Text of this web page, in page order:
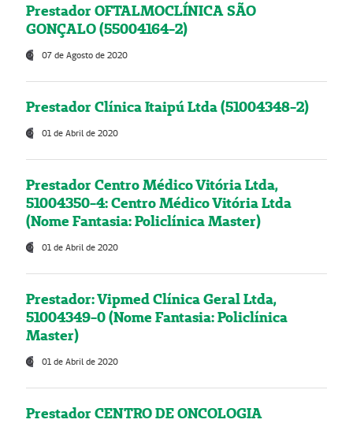
Prestador OFTALMOCLÍNICA SÃO
GONÇALO (55004164-2)
07 de Agosto de 2020
Prestador Clínica Itaipú Ltda (51004348-2)
01 de Abril de 2020
Prestador Centro Médico Vitória Ltda,
51004350-4: Centro Médico Vitória Ltda
(Nome Fantasia: Policlínica Master)
01 de Abril de 2020
Prestador: Vipmed Clínica Geral Ltda,
51004349-0 (Nome Fantasia: Policlínica
Master)
01 de Abril de 2020
Prestador CENTRO DE ONCOLOGIA